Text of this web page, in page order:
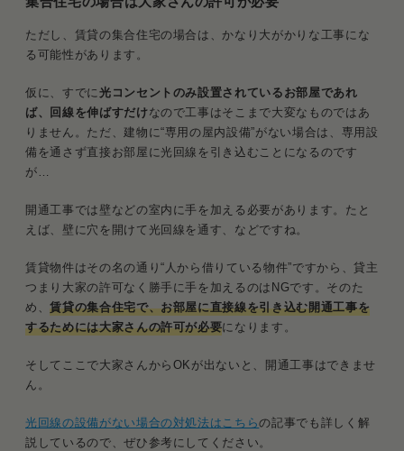
ただし、賃貸の集合住宅の場合は、かなり大がかりな工事にな
る可能性があります。
仮に、すでに光コンセントのみ設置されているお部屋であれ
ば、回線を伸ばすだけなので工事はそこまで大変なものではあ
りません。ただ、建物に“専用の屋内設備”がない場合は、専用設
備を通さず直接お部屋に光回線を引き込むことになるのです
が…
開通工事では壁などの室内に手を加える必要があります。たと
えば、壁に穴を開けて光回線を通す、などですね。
賃貸物件はその名の通り“人から借りている物件”ですから、貸主
つまり大家の許可なく勝手に手を加えるのはNGです。そのた
め、賃貸の集合住宅で、お部屋に直接線を引き込む開通工事を
するためには大家さんの許可が必要になります。
そしてここで大家さんからOKが出ないと、開通工事はできませ
ん。
光回線の設備がない場合の対処法はこちらの記事でも詳しく解
説しているので、ぜひ参考にしてください。